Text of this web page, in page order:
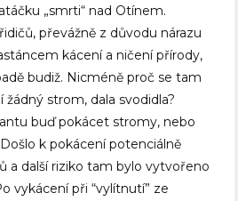
„smrti“ nad Otínem.
převážně z důvodu nárazu
kácení a ničení přírody,
budiž. Nicméně proč se tam
strom, dala svodidla?
buď pokácet stromy, nebo
k pokácení potenciálně
a další riziko tam bylo vytvořeno
vykácení při “vylítnutí” ze